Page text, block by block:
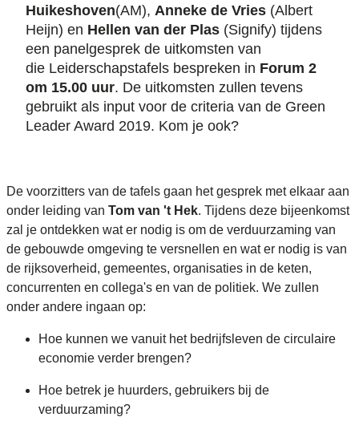
Huikeshoven(AM), Anneke de Vries (Albert
Heijn) en Hellen van der Plas (Signify) tijdens
een panelgesprek de uitkomsten van
die Leiderschapstafels bespreken in Forum 2
om 15.00 uur. De uitkomsten zullen tevens
gebruikt als input voor de criteria van de Green
Leader Award 2019. Kom je ook?
De voorzitters van de tafels gaan het gesprek met elkaar aan
onder leiding van Tom van 't Hek. Tijdens deze bijeenkomst
zal je ontdekken wat er nodig is om de verduurzaming van
de gebouwde omgeving te versnellen en wat er nodig is van
de rijksoverheid, gemeentes, organisaties in de keten,
concurrenten en collega's en van de politiek. We zullen
onder andere ingaan op:
Hoe kunnen we vanuit het bedrijfsleven de circulaire
economie verder brengen?
Hoe betrek je huurders, gebruikers bij de
verduurzaming?